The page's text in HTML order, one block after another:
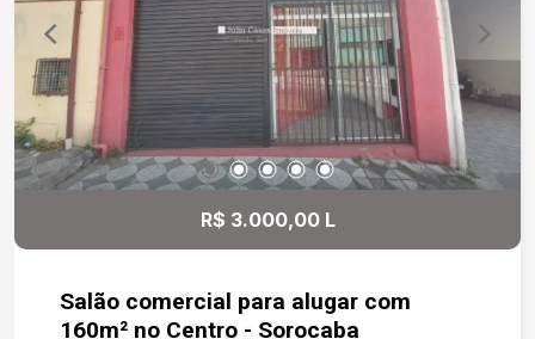
R$ 3.000,00 L
Salão comercial para alugar com
160m² no Centro - Sorocaba